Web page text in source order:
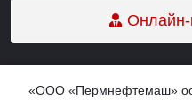
Онлайн-
«ООО «Пермнефтемаш»